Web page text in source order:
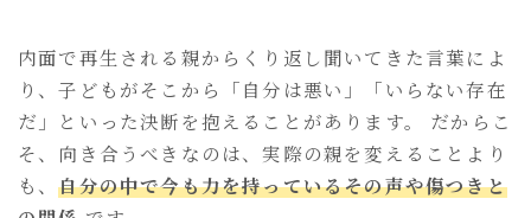
内面で再生される親からくり返し聞いてきた言葉によ
り、子どもがそこから「自分は悪い」「いらない存在
だ」といった決断を抱えることがあります。 だからこ
そ、向き合うべきなのは、実際の親を変えることより
も、自分の中で今も力を持っているその声や傷つきと